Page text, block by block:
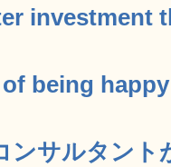
investment
of being
ンサルタント